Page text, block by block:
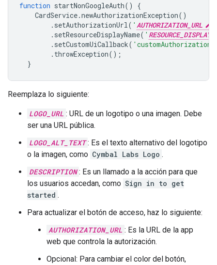
function startNonGoogleAuth()
{
CardService.newAuthorizationException()
. setAuthorizationUrl( ' AUTHORIZATION_URL
. setResourceDisplayName( '
. setCustomUiCallback(
. throwException();
}
Reemplaza lo siguiente:
LOGO_URL : URL de un logotipo o una imagen. Debe
ser una URL pública.
LOGO_ALT_TEXT : Es el texto alternativo del logotipo
o la imagen, como Cymbal Labs Logo .
DESCRIPTION : Es un llamado a la acción para que
los usuarios accedan, como Sign in to get
started .
Para actualizar el botón de acceso, haz lo siguiente:
AUTHORIZATION_URL : Es la URL de la app
web que controla la autorización.
Opcional: Para cambiar el color del botón,